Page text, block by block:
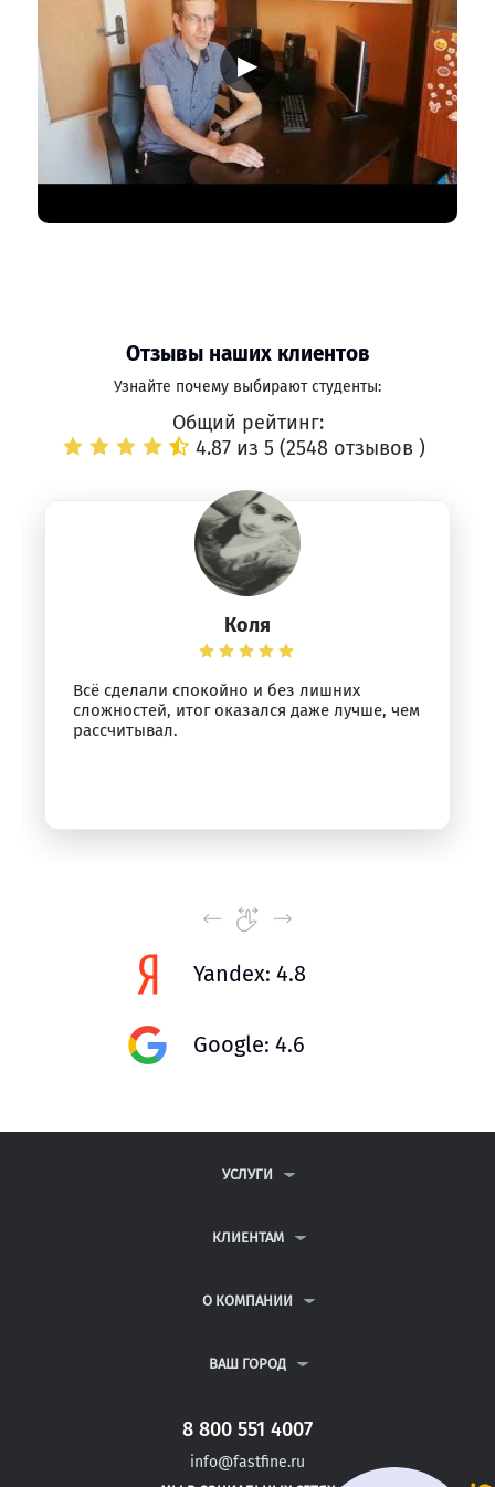
▶
Отзывы наших клиентов
Узнайте почему выбирают студенты:
Общий рейтинг:
4.87 из 5 (2548 отзывов )
Коля
Всё сделали спокойно и без лишних
сложностей, итог оказался даже лучше, чем
рассчитывал.
Yandex: 4.8
Google: 4.6
УСЛУГИ
ДИПЛОМНЫЕ РАБОТЫ
РЕФЕРАТЫ
КЛИЕНТАМ
ВОПРОСЫ И ОТВЕТЫ
ПОЛИТИКА КОНФИДЕНЦИАЛЬНОСТИ
О КОМПАНИИ
КОНТАКТЫ
ВАШ ГОРОД
САНКТ-ПЕТЕРБУРГ
МОЖАЙСК
НОВОЗЫБКОВ
8 800 551 4007
info@fastfine.ru